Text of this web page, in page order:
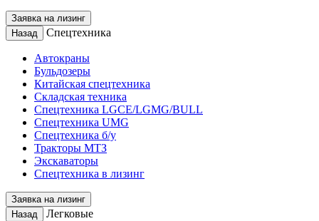
Заявка на лизинг
Назад
Спецтехника
Автокраны
Бульдозеры
Китайская спецтехника
Складская техника
Спецтехника LGCE/LGMG/BULL
Спецтехника UMG
Спецтехника б/у
Тракторы МТЗ
Экскаваторы
Спецтехника в лизинг
Заявка на лизинг
Назад
Легковые